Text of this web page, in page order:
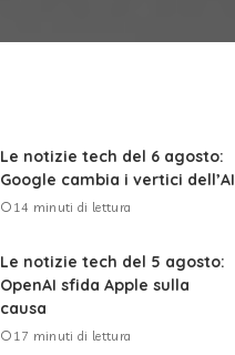
Le notizie tech del 6 agosto:
Google cambia i vertici dell’AI
14 minuti di lettura
Le notizie tech del 5 agosto:
OpenAI sfida Apple sulla
causa
17 minuti di lettura